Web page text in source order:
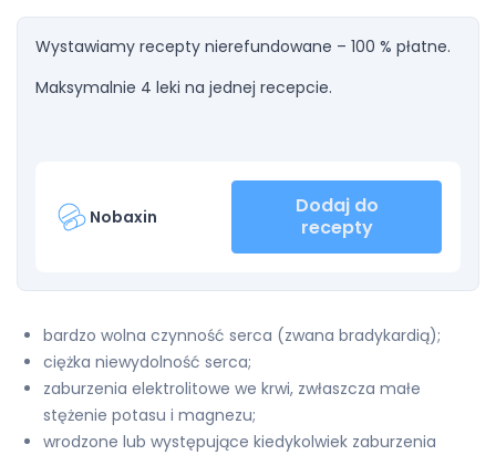
Wystawiamy recepty nierefundowane – 100 % płatne.
Maksymalnie 4 leki na jednej recepcie.
Nobaxin
Dodaj do
recepty
bardzo wolna czynność serca (zwana bradykardią);
ciężka niewydolność serca;
zaburzenia elektrolitowe we krwi, zwłaszcza małe
stężenie potasu i magnezu;
wrodzone lub występujące kiedykolwiek zaburzenia